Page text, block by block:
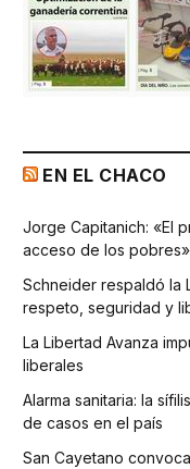
EN EL CHACO
Jorge Capitanich: «El
acceso de los pobres»
Schneider respaldó la
respeto, seguridad y
La Libertad Avanza
liberales
Alarma sanitaria: la
de casos en el país
San Cayetano